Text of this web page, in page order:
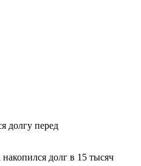
долгу перед
долг в 15 тысяч